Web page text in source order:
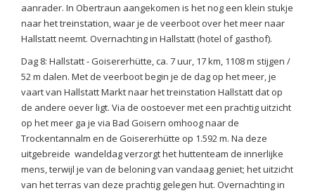
aanrader. In Obertraun aangekomen is het nog een klein stukje
naar het treinstation, waar je de veerboot over het meer naar
Hallstatt neemt. Overnachting in Hallstatt (hotel of gasthof).
Dag 8: Hallstatt - Goisererhütte, ca. 7 uur, 17 km, 1108 m stijgen /
52 m dalen. Met de veerboot begin je de dag op het meer, je
vaart van Hallstatt Markt naar het treinstation Hallstatt dat op
de andere oever ligt. Via de oostoever met een prachtig uitzicht
op het meer ga je via Bad Goisern omhoog naar de
Trockentannalm en de Goisererhütte op 1.592 m. Na deze
uitgebreide wandeldag verzorgt het huttenteam de innerlijke
mens, terwijl je van de beloning van vandaag geniet; het uitzicht
van het terras van deze prachtig gelegen hut. Overnachting in